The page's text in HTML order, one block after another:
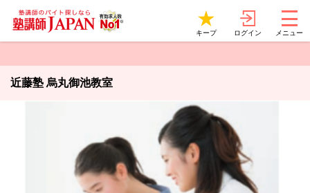
キープ ログイン メニュー
近藤塾 烏丸御池教室